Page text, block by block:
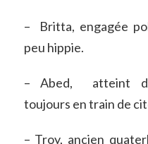
– Britta, engagée
peu hippie.
– Abed, atteint du
toujours en train de
– Troy, ancien